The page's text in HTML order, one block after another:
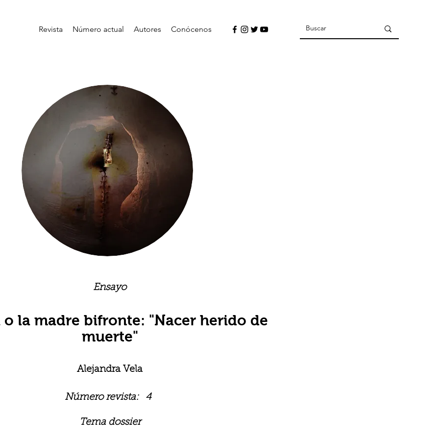
Revista Número actual Autores Conócenos
Ensayo
o la madre bifronte: "Nacer herido de
muerte"
Alejandra Vela
Número revista: 4
Tema dossier